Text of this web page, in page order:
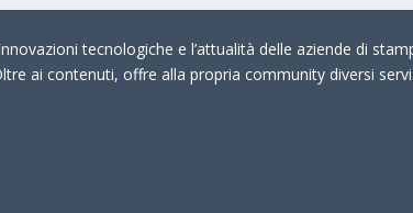
tecnologiche e l’attualità delle aziende di
ai contenuti, offre alla propria community diversi